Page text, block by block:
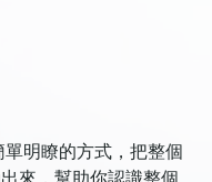
來，幫助你認識整個